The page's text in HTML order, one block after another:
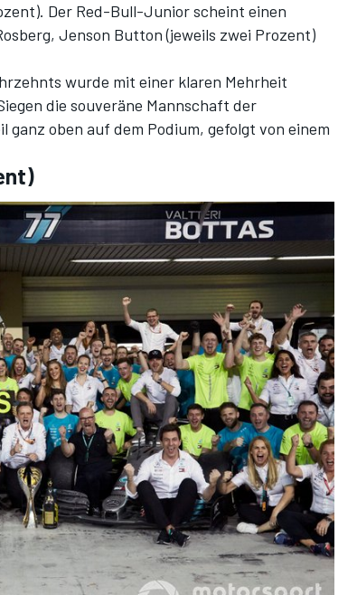
Der Red-Bull-Junior scheint einen
Jenson Button (jeweils zwei Prozent)
wurde mit einer klaren Mehrheit
die souveräne Mannschaft der
oben auf dem Podium, gefolgt von einem